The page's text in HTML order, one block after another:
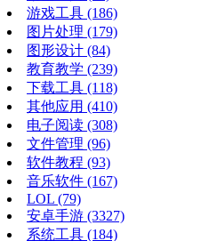
游戏工具 (186)
图片处理 (179)
图形设计 (84)
教育教学 (239)
下载工具 (118)
其他应用 (410)
电子阅读 (308)
文件管理 (96)
软件教程 (93)
音乐软件 (167)
LOL (79)
安卓手游 (3327)
系统工具 (184)